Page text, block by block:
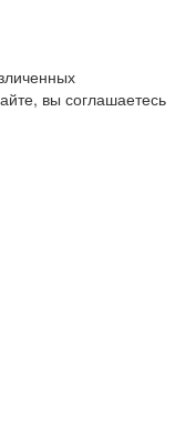
вы соглашаетесь